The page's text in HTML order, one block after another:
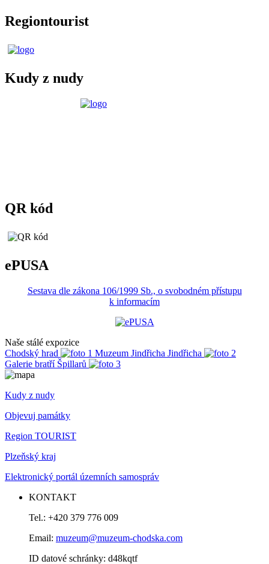
Regiontourist
Kudy z nudy
QR kód
ePUSA
Sestava dle zákona 106/1999 Sb., o svobodném přístupu
k informacím
Naše stálé expozice
Chodský hrad
Muzeum Jindřicha Jindřicha
Galerie bratří Špillarů
Kudy z nudy
Objevuj památky
Region TOURIST
Plzeňský kraj
Elektronický portál územních samospráv
KONTAKT
Tel.: +420 379 776 009
Email: muzeum@muzeum-chodska.com
ID datové schránky: d48kqtf